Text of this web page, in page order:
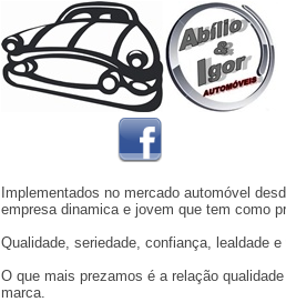
Implementados no mercado automóvel
empresa dinamica e jovem que tem como
Qualidade, seriedade, confiança, lealdade
O que mais prezamos é a relação
marca.